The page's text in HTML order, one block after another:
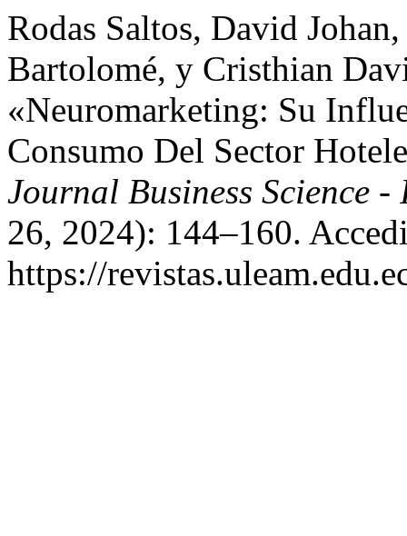
Rodas Saltos, David
Bartolomé, y Cristhian
«Neuromarketing: Su
Consumo Del Sector
Journal Business Science
26, 2024): 144–160.
https://